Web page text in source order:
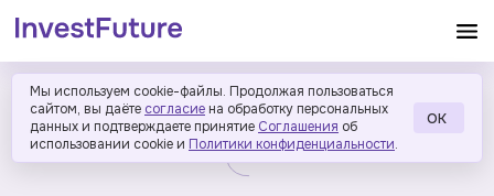
Мы используем cookie-файлы. Продолжая пользоваться
сайтом, вы даёте согласие на обработку персональных
данных и подтверждаете принятие Соглашения об
использовании cookie и Политики конфиденциальности.
ОК